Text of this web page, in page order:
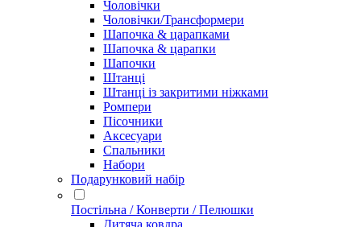
Чоловічки
Чоловічки/Трансформери
Шапочка & царапками
Шапочка & царапки
Шапочки
Штанці
Штанці із закритими ніжками
Ромпери
Пісочники
Аксесуари
Спальники
Набори
Подарунковий набір
Постільна / Конверти / Пелюшки
Дитяча ковдра